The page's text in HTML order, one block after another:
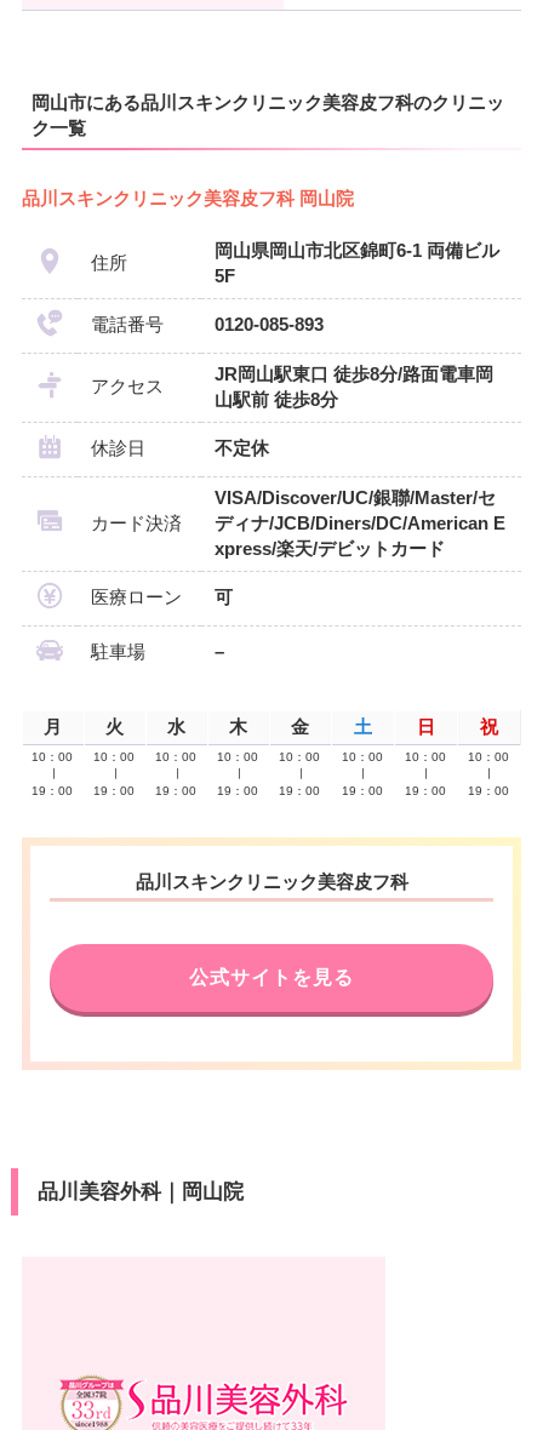
岡山市にある品川スキンクリニック美容皮フ科のクリニッ
ク一覧
品川スキンクリニック美容皮フ科 岡山院
住所
岡山県岡山市北区錦町6-1 両備ビル
5F
電話番号 0120-085-893
アクセス
JR岡山駅東口 徒歩8分/路面電車岡
山駅前 徒歩8分
休診日 不定休
カード決済
VISA/Discover/UC/銀聯/Master/セ
ディナ/JCB/Diners/DC/American E
xpress/楽天/デビットカード
医療ローン 可
駐車場 –
月 火 水 木 金 土 日 祝
10：00
19：00
10：00
19：00
10：00
19：00
10：00
19：00
10：00
19：00
10：00
19：00
10：00
19：00
10：00
19：00
品川スキンクリニック美容皮フ科
公式サイトを見る
品川美容外科｜岡山院